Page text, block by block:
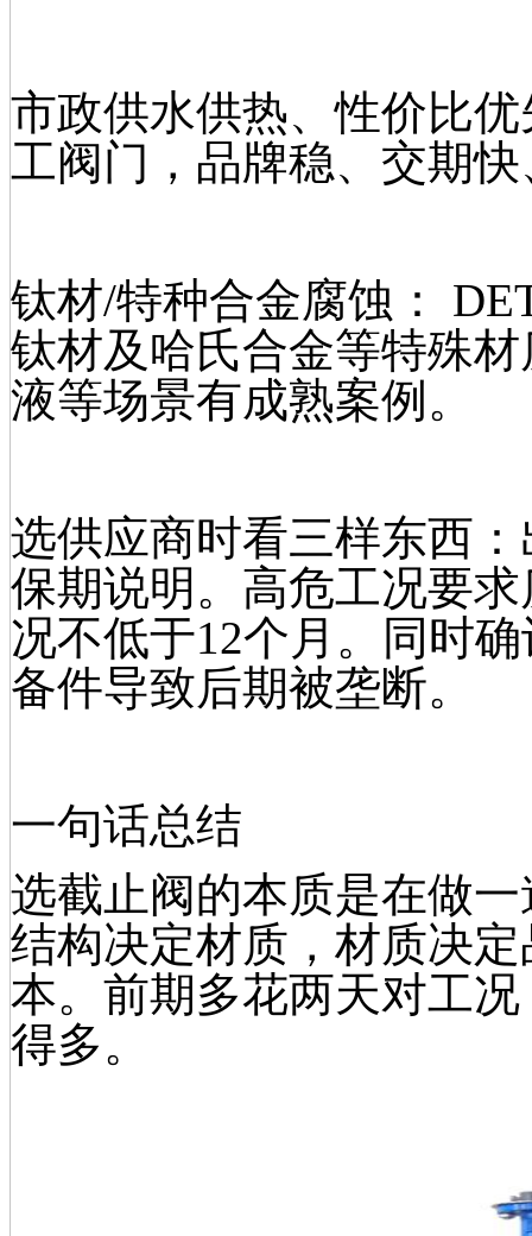
市政供水供热、性价比
工阀门，品牌稳、交期
钛材/特种合金腐蚀：
钛材及哈氏合金等特殊
液等场景有成熟案例。
选供应商时看三样东西
保期说明。高危工况要
况不低于12个月。同时
备件导致后期被垄断。
一句话总结
选截止阀的本质是在做
结构决定材质，材质决
本。前期多花两天对工
得多。